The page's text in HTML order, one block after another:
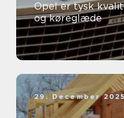
Opel er tysk
og køreglæde
29. December